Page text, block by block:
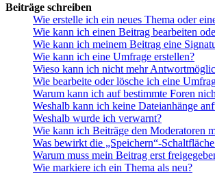
Beiträge schreiben
Wie erstelle ich ein neues Thema oder
Wie kann ich einen Beitrag bearbeiten
Wie kann ich meinem Beitrag eine
Wie kann ich eine Umfrage erstellen?
Wieso kann ich nicht mehr
Wie bearbeite oder lösche ich eine
Warum kann ich auf bestimmte Foren
Weshalb kann ich keine Dateianhänge
Weshalb wurde ich verwarnt?
Wie kann ich Beiträge den Moderatoren
Was bewirkt die „Speichern“-
Warum muss mein Beitrag erst
Wie markiere ich ein Thema als neu?